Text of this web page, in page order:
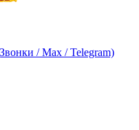
/ Max / Telegram)